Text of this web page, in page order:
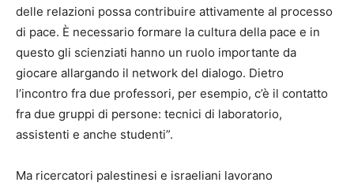
delle relazioni possa contribuire attivamente al processo
di pace. È necessario formare la cultura della pace e in
questo gli scienziati hanno un ruolo importante da
giocare allargando il network del dialogo. Dietro
l’incontro fra due professori, per esempio, c’è il contatto
fra due gruppi di persone: tecnici di laboratorio,
assistenti e anche studenti”.
Ma ricercatori palestinesi e israeliani lavorano